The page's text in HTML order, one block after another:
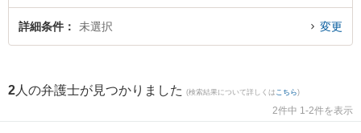
したい』などでお困りの相談者さんにおすすめです。
詳細条件 未選択 変更
2 人の弁護士が見つかりました (検索結果について詳しくは こちら)
2件中 1-2件を表示